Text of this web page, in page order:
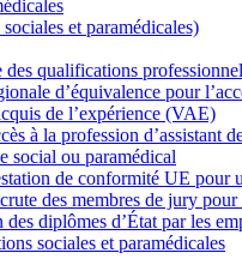
et paramédicales)
des qualifications
d’équivalence pour
de l’expérience (VAE)
à la profession d’assistant
social ou paramédical
de conformité UE
des membres de jury
diplômes d’État par les
sociales et paramédicales